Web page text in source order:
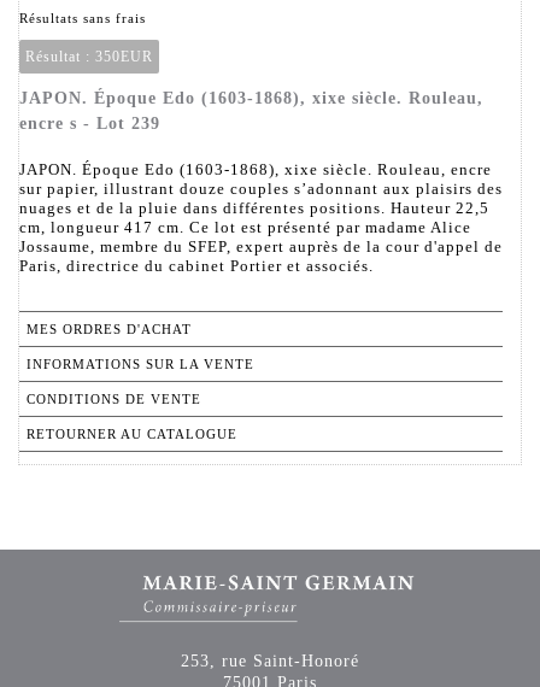
Résultats sans frais
Résultat : 350EUR
JAPON. Époque Edo (1603-1868), xixe siècle. Rouleau,
encre s - Lot 239
JAPON. Époque Edo (1603-1868), xixe siècle. Rouleau, encre
sur papier, illustrant douze couples s’adonnant aux plaisirs des
nuages et de la pluie dans différentes positions. Hauteur 22,5
cm, longueur 417 cm. Ce lot est présenté par madame Alice
Jossaume, membre du SFEP, expert auprès de la cour d'appel de
Paris, directrice du cabinet Portier et associés.
MES ORDRES D'ACHAT
INFORMATIONS SUR LA VENTE
CONDITIONS DE VENTE
RETOURNER AU CATALOGUE
253, rue Saint-Honoré
75001 Paris